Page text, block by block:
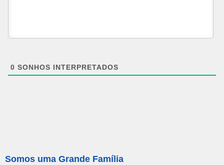
0 SONHOS INTERPRETADOS
Somos uma Grande Família